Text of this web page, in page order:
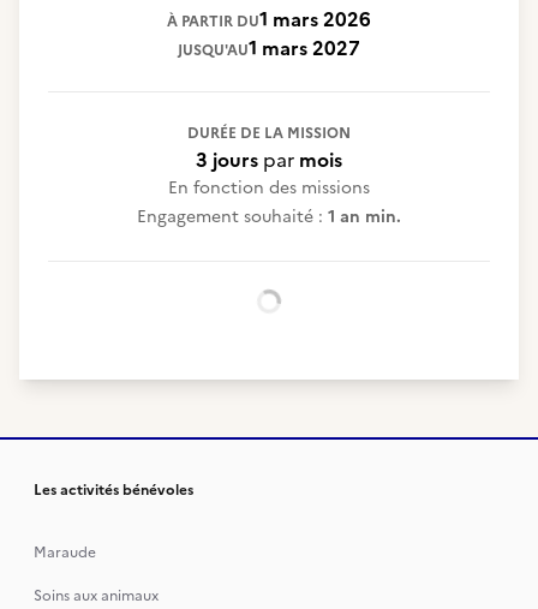
À PARTIR DU1 mars 2026
JUSQU'AU1 mars 2027
DURÉE DE LA MISSION
3 jours par mois
En fonction des missions
Engagement souhaité : 1 an min.
Les activités bénévoles
Maraude
Soins aux animaux